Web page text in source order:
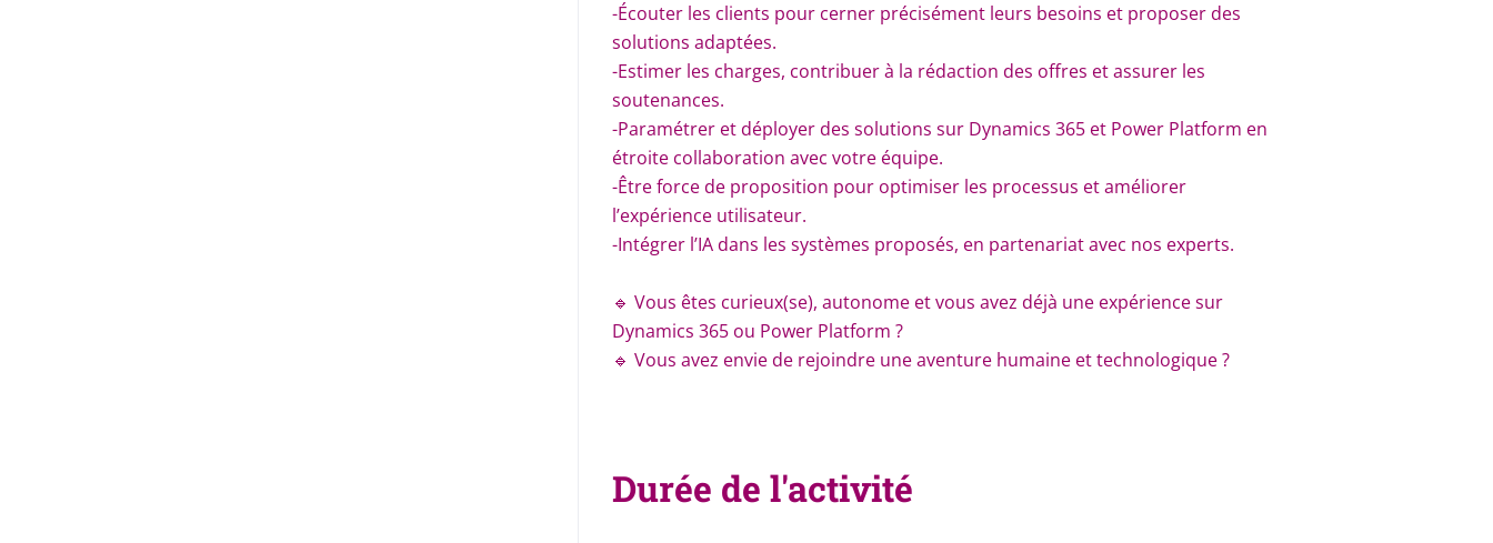
-Écouter les clients pour cerner précisément leurs besoins et proposer des
solutions adaptées.
-Estimer les charges, contribuer à la rédaction des offres et assurer les
soutenances.
-Paramétrer et déployer des solutions sur Dynamics 365 et Power Platform en
étroite collaboration avec votre équipe.
-Être force de proposition pour optimiser les processus et améliorer
l’expérience utilisateur.
-Intégrer l’IA dans les systèmes proposés, en partenariat avec nos experts.
🔹 Vous êtes curieux(se), autonome et vous avez déjà une expérience sur
Dynamics 365 ou Power Platform ?
🔹 Vous avez envie de rejoindre une aventure humaine et technologique ?
Durée de l'activité